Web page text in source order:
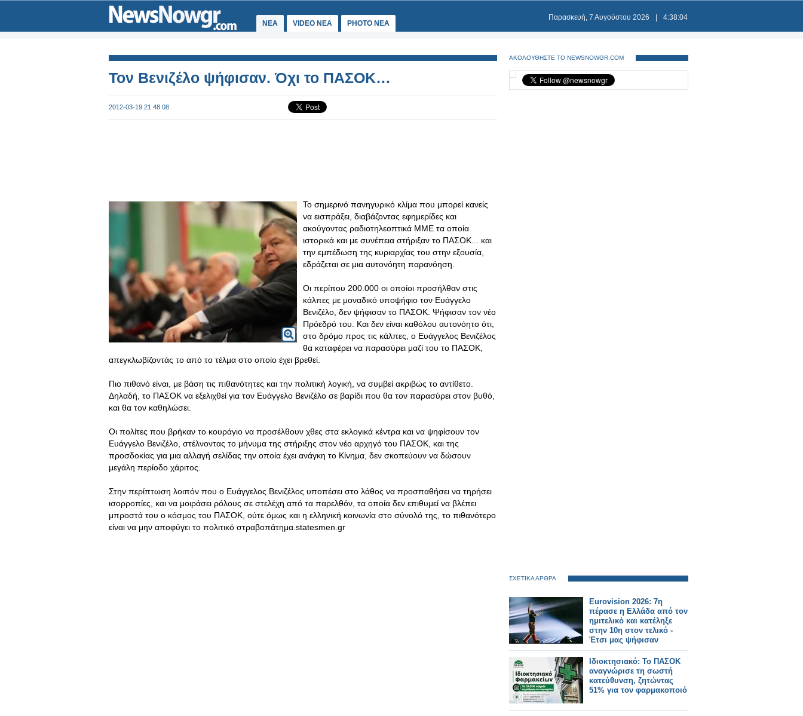
ΝΕΑ VIDEO NEA PHOTO NEA
Παρασκευή, 7 Αυγούστου 2026 4:38:04
Τον Βενιζέλο ψήφισαν. Όχι το ΠΑΣΟΚ…
2012-03-19 21:48:08
Το σημερινό πανηγυρικό κλίμα που μπορεί κανείς
να εισπράξει, διαβάζοντας εφημερίδες και
ακούγοντας ραδιοτηλεοπτικά ΜΜΕ τα οποία
ιστορικά και με συνέπεια στήριξαν το ΠΑΣΟΚ... και
την εμπέδωση της κυριαρχίας του στην εξουσία,
εδράζεται σε μια αυτονόητη παρανόηση.
Οι περίπου 200.000 οι οποίοι προσήλθαν στις
κάλπες με μοναδικό υποψήφιο τον Ευάγγελο
Βενιζέλο, δεν ψήφισαν το ΠΑΣΟΚ. Ψήφισαν τον νέο
Πρόεδρό του. Και δεν είναι καθόλου αυτονόητο ότι,
στο δρόμο προς τις κάλπες, ο Ευάγγελος Βενιζέλος
θα καταφέρει να παρασύρει μαζί του το ΠΑΣΟΚ,
απεγκλωβίζοντάς το από το τέλμα στο οποίο έχει βρεθεί.
Πιο πιθανό είναι, με βάση τις πιθανότητες και την πολιτική λογική, να συμβεί ακριβώς το αντίθετο.
Δηλαδή, το ΠΑΣΟΚ να εξελιχθεί για τον Ευάγγελο Βενιζέλο σε βαρίδι που θα τον παρασύρει στον βυθό,
και θα τον καθηλώσει.
Οι πολίτες που βρήκαν το κουράγιο να προσέλθουν χθες στα εκλογικά κέντρα και να ψηφίσουν τον
Ευάγγελο Βενιζέλο, στέλνοντας το μήνυμα της στήριξης στον νέο αρχηγό του ΠΑΣΟΚ, και της
προσδοκίας για μια αλλαγή σελίδας την οποία έχει ανάγκη το Κίνημα, δεν σκοπεύουν να δώσουν
μεγάλη περίοδο χάριτος.
Στην περίπτωση λοιπόν που ο Ευάγγελος Βενιζέλος υποπέσει στο λάθος να προσπαθήσει να τηρήσει
ισορροπίες, και να μοιράσει ρόλους σε στελέχη από τα παρελθόν, τα οποία δεν επιθυμεί να βλέπει
μπροστά του ο κόσμος του ΠΑΣΟΚ, ούτε όμως και η ελληνική κοινωνία στο σύνολό της, το πιθανότερο
είναι να μην αποφύγει το πολιτικό στραβοπάτημα.statesmen.gr
ΑΚΟΛΟΥΘΗΣΤΕ ΤΟ NEWSNOWGR.COM
ΣΧΕΤΙΚΑ ΑΡΘΡΑ
Eurovision 2026: 7η
πέρασε η Ελλάδα από τον
ημιτελικό και κατέληξε
στην 10η στον τελικό -
Έτσι μας ψήφισαν
Ιδιοκτησιακό: Το ΠΑΣΟΚ
αναγνώρισε τη σωστή
κατεύθυνση, ζητώντας
51% για τον φαρμακοποιό